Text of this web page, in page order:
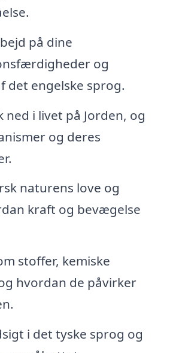
på dine
og
det engelske sprog.
ned i livet på Jorden, og
og deres
naturens love og
kraft og bevægelse
stoffer, kemiske
hvordan de påvirker
i det tyske sprog og